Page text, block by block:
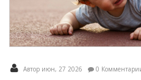
Автор июн, 27 2026 0